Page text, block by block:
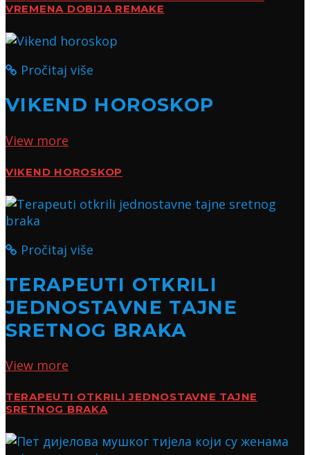
VREMENA DOBIJA REMAKE
Pročitaj više
VIKEND HOROSKOP
View more
VIKEND HOROSKOP
Pročitaj više
TERAPEUTI OTKRILI
JEDNOSTAVNE TAJNE
SRETNOG BRAKA
View more
TERAPEUTI OTKRILI JEDNOSTAVNE TAJNE
SRETNOG BRAKA